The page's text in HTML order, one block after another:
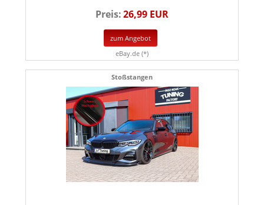
Preis:26,99 EUR
zum Angebot
eBay.de (*)
Stoßstangen